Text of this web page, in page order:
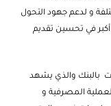
و لدعم جهود التحول
في تحسين تقديم
بالبنك والذي يشهد
المصرفية و